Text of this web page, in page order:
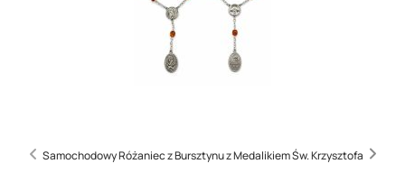
Samochodowy Różaniec z Bursztynu z Medalikiem Św. Krzysztofa